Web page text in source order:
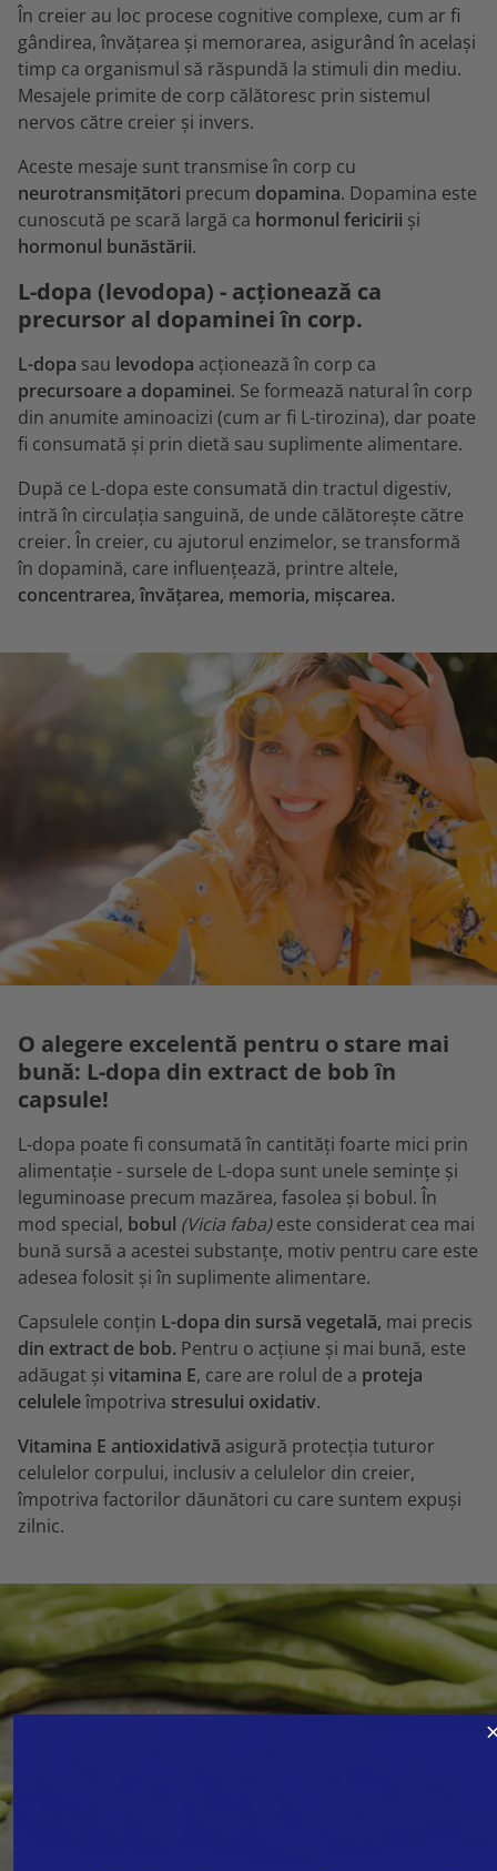
În creier au loc procese cognitive complexe, cum ar fi
gândirea, învățarea și memorarea, asigurând în același
timp ca organismul să răspundă la stimuli din mediu.
Mesajele primite de corp călătoresc prin sistemul
nervos către creier și invers.
Aceste mesaje sunt transmise în corp cu
neurotransmițători precum dopamina. Dopamina este
cunoscută pe scară largă ca hormonul fericirii și
hormonul bunăstării.
L-dopa (levodopa) - acționează ca
precursor al dopaminei în corp.
L-dopa sau levodopa acționează în corp ca
precursoare a dopaminei. Se formează natural în corp
din anumite aminoacizi (cum ar fi L-tirozina), dar poate
fi consumată și prin dietă sau suplimente alimentare.
După ce L-dopa este consumată din tractul digestiv,
intră în circulația sanguină, de unde călătorește către
creier. În creier, cu ajutorul enzimelor, se transformă
în dopamină, care influențează, printre altele,
concentrarea, învățarea, memoria, mișcarea.
O alegere excelentă pentru o stare mai
bună: L-dopa din extract de bob în
capsule!
L-dopa poate fi consumată în cantități foarte mici prin
alimentație - sursele de L-dopa sunt unele semințe și
leguminoase precum mazărea, fasolea și bobul. În
mod special, bobul (Vicia faba)este considerat cea mai
bună sursă a acestei substanțe, motiv pentru care este
adesea folosit și în suplimente alimentare.
Capsulele conțin L-dopa din sursă vegetală, mai precis
din extract de bob. Pentru o acțiune și mai bună, este
adăugat și vitamina E, care are rolul de a proteja
celuleleîmpotriva stresului oxidativ.
Vitamina E antioxidativă asigură protecția tuturor
celulelor corpului, inclusiv a celulelor din creier,
împotriva factorilor dăunători cu care suntem expuși
zilnic.